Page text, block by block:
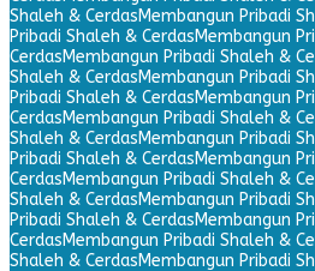
Shaleh & CerdasMembangun Pribadi
Pribadi Shaleh & CerdasMembangun
CerdasMembangun Pribadi Shaleh &
Shaleh & CerdasMembangun Pribadi
Pribadi Shaleh & CerdasMembangun
CerdasMembangun Pribadi Shaleh &
Shaleh & CerdasMembangun Pribadi
Pribadi Shaleh & CerdasMembangun
CerdasMembangun Pribadi Shaleh &
Shaleh & CerdasMembangun Pribadi
Pribadi Shaleh & CerdasMembangun
CerdasMembangun Pribadi Shaleh &
Shaleh & CerdasMembangun Pribadi